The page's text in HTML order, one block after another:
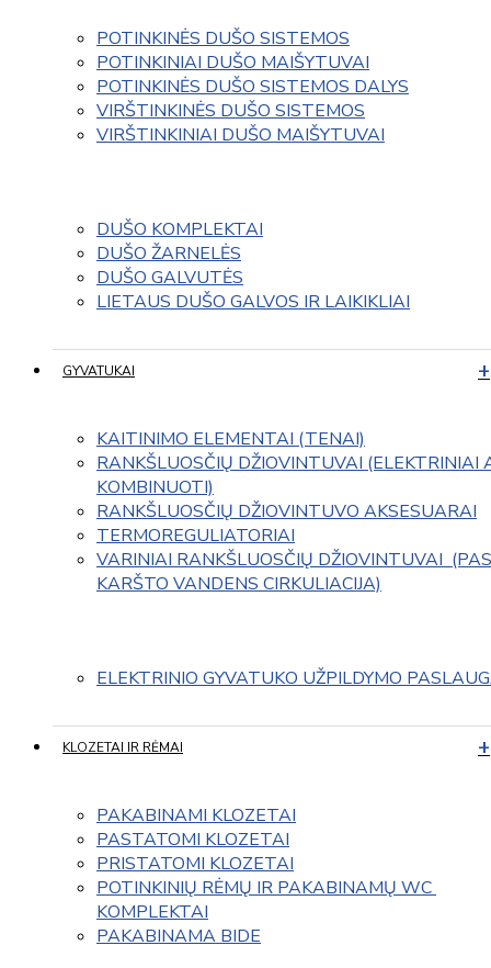
POTINKINĖS DUŠO SISTEMOS
POTINKINIAI DUŠO MAIŠYTUVAI
POTINKINĖS DUŠO SISTEMOS DALYS
VIRŠTINKINĖS DUŠO SISTEMOS
VIRŠTINKINIAI DUŠO MAIŠYTUVAI
DUŠO KOMPLEKTAI
DUŠO ŽARNELĖS
DUŠO GALVUTĖS
LIETAUS DUŠO GALVOS IR LAIKIKLIAI
GYVATUKAI
KAITINIMO ELEMENTAI (TENAI)
RANKŠLUOSČIŲ DŽIOVINTUVAI (ELEKTRINIAI
KOMBINUOTI)
RANKŠLUOSČIŲ DŽIOVINTUVO AKSESUARAI
TERMOREGULIATORIAI
VARINIAI RANKŠLUOSČIŲ DŽIOVINTUVAI
KARŠTO VANDENS CIRKULIACIJA)
ELEKTRINIO GYVATUKO UŽPILDYMO
KLOZETAI IR RĖMAI
PAKABINAMI KLOZETAI
PASTATOMI KLOZETAI
PRISTATOMI KLOZETAI
POTINKINIŲ RĖMŲ IR PAKABINAMŲ WC
KOMPLEKTAI
PAKABINAMA BIDE